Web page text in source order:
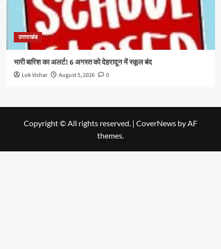
उत्तराखंड
भारी बारिश का अलर्ट! 6 अगस्त को देहरादून में स्कूल बंद
Lok Vichar August 5, 2026 0
Copyright © All rights reserved. | CoverNews by AF
themes.